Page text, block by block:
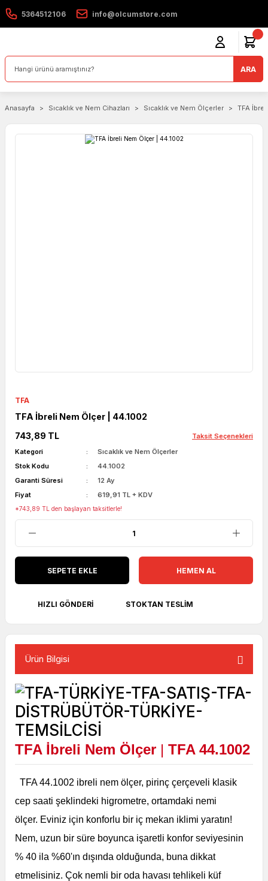
5364512106 info@olcumstore.com
ARA
Anasayfa Sıcaklık ve Nem Cihazları Sıcaklık ve Nem Ölçerler TFA
TFA
TFA İbreli Nem Ölçer | 44.1002
743,89 TL
Taksit Seçenekleri
Kategori
Sıcaklık ve Nem Ölçerler
Stok Kodu
44.1002
Garanti Süresi
12 Ay
Fiyat
619,91 TL + KDV
*743,89 TL den başlayan taksitlerle!
SEPETE EKLE HEMEN AL
HIZLI GÖNDERI STOKTAN TESLIM
Ürün Bilgisi
TFA İbreli Nem Ölçer | TFA 44.1002
TFA 44.1002 ibreli nem ölçer, pirinç çerçeveli klasik
cep saati şeklindeki higrometre, ortamdaki nemi
ölçer. Eviniz için konforlu bir iç mekan iklimi yaratın!
Nem, uzun bir süre boyunca işaretli konfor seviyesinin
% 40 ila %60'ın dışında olduğunda, buna dikkat
etmelisiniz. Çok nemli bir oda havası tehlikeli küf